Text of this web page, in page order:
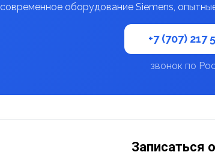
современное оборудование Siemens,
+7 (707) 217
звонок по
Записаться